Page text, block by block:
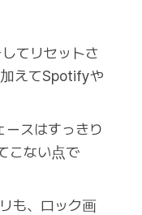
てリセットさ
えてSpotifyや
スはすっきり
こない点で
も、ロック画